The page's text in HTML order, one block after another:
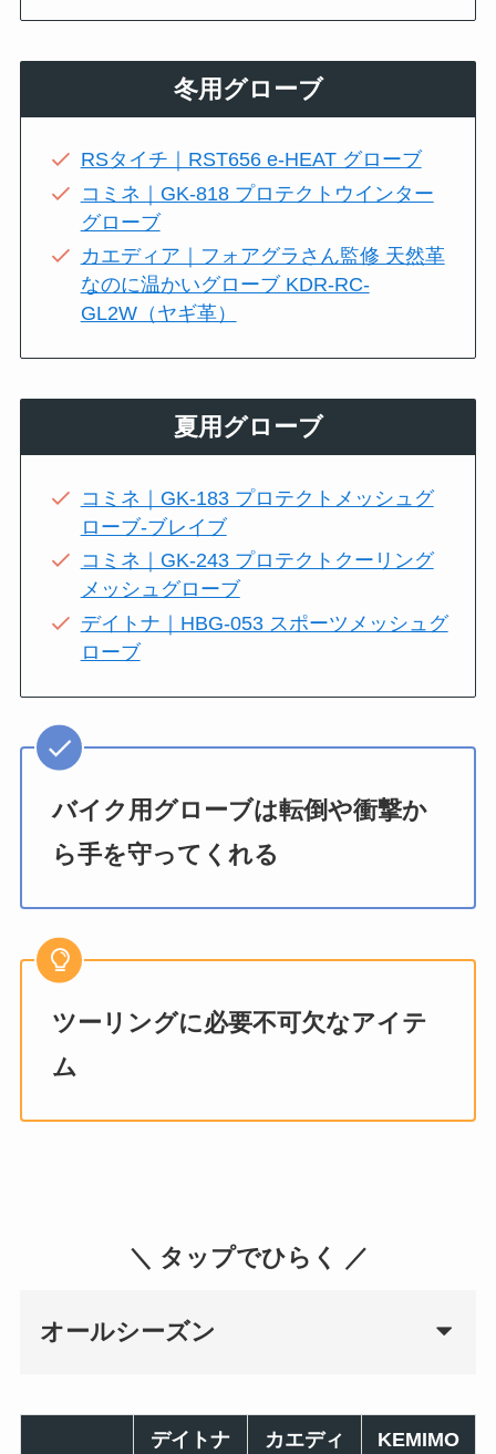
冬用グローブ
RSタイチ｜RST656 e-HEAT グローブ
コミネ｜GK-818 プロテクトウインター
グローブ
カエディア｜フォアグラさん監修 天然革
なのに温かいグローブ KDR-RC-
GL2W（ヤギ革）
夏用グローブ
コミネ｜GK-183 プロテクトメッシュグ
ローブ-ブレイブ
コミネ｜GK-243 プロテクトクーリング
メッシュグローブ
デイトナ｜HBG-053 スポーツメッシュグ
ローブ
バイク用グローブは転倒や衝撃か
ら手を守ってくれる
ツーリングに必要不可欠なアイテ
ム
＼ タップでひらく ／
オールシーズン
デイトナ
カエディ
KEMIMO